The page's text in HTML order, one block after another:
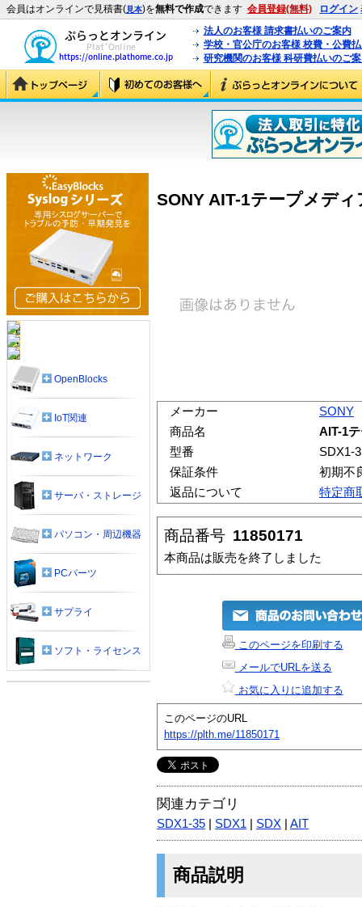
会員はオンラインで見積書(見本)を無料で作成できます 会員登録(無料) ログイン
法人のお客様 請求書払いのご案内
学校・官公庁のお客様 校費・公費
研究機関のお客様 科研費払いのご
SONY AIT-1テープメデ
メーカー
SONY
商品名
AIT-1
型番
SDX1-
保証条件
初期不
返品について
特定商
商品番号 11850171
本商品は販売を終了しました
このページを印刷する
メールでURLを送る
お気に入りに追加する
このページのURL
https://plth.me/11850171
関連カテゴリ
SDX1-35 SDX1 SDX AIT
商品説明
OpenBlocks
IoT関連
ネットワーク
サーバ・ストレージ
パソコン・周辺機器
PCパーツ
サプライ
ソフト・ライセンス